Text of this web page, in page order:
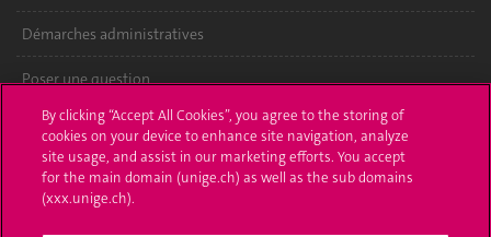
Démarches administratives
Poser une question
L'UNIGE vous informe
UNIGE Mobile
By clicking “Accept All Cookies”, you agree to the storing of
cookies on your device to enhance site navigation, analyze
site usage, and assist in our marketing efforts. You accept
for the main domain (unige.ch) as well as the sub domains
(xxx.unige.ch).